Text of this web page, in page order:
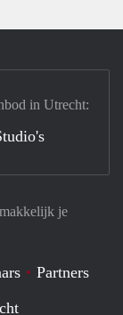
je
Partners
in Utrecht: